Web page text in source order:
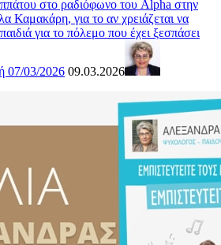
στο ραδιόφωνο του Alpha στην
Καμακάρη, για το αν χρειάζεται να
για το πόλεμο που έχει ξεσπάσει
07/03/2026 09.03.2026